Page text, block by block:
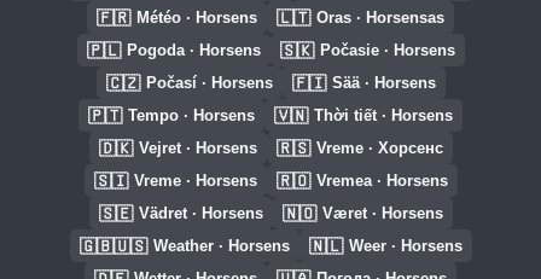
🇫🇷 Météo · Horsens 🇱🇹 Oras · Horsensas
🇵🇱 Pogoda · Horsens 🇸🇰 Počasie · Horsens
🇨🇿 Počasí · Horsens 🇫🇮 Sää · Horsens
🇵🇹 Tempo · Horsens 🇻🇳 Thời tiết · Horsens
🇩🇰 Vejret · Horsens 🇷🇸 Vreme · Хорсенс
🇸🇮 Vreme · Horsens 🇷🇴 Vremea · Horsens
🇸🇪 Vädret · Horsens 🇳🇴 Været · Horsens
🇬🇧🇺🇸 Weather · Horsens 🇳🇱 Weer · Horsens